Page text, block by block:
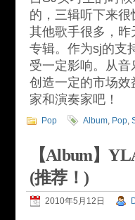
的，三辑听下来
其他歌手很多，
专辑。作为sj的支
受一定影响。从
创造一定的市场
家和演奏家吧！
Pop Album, Pop,
【Album】
(推荐！)
2010年5月12日